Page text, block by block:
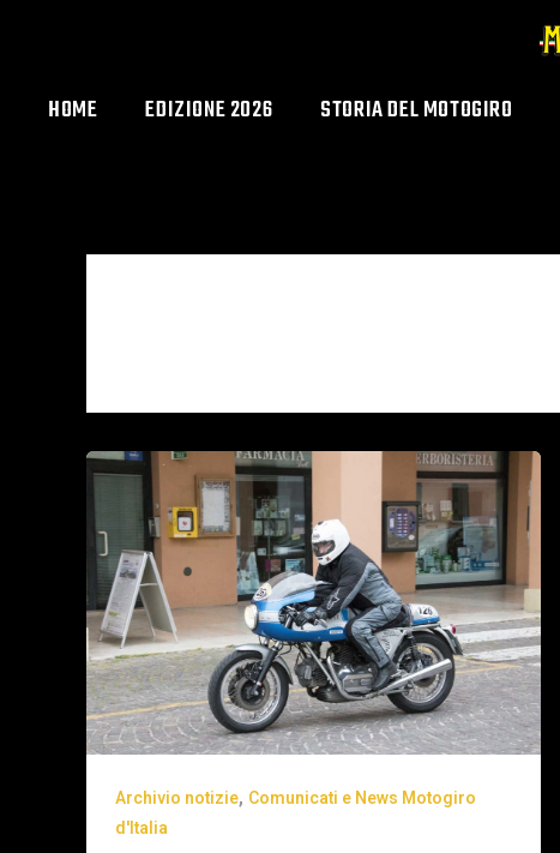
HOME EDIZIONE 2026 STORIA DEL MOTOGIRO
Archivio notizie, Comunicati e News Motogiro
d'Italia